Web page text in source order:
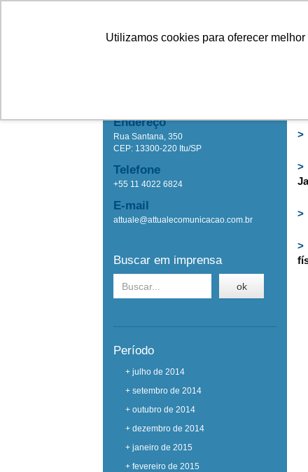
Utilizamos cookies para oferecer
Endereço
Rua Santana, 350
CEP: 13300-220 Itu/SP
Telefone
+55 11 4022 6824
E-mail
attuale@attualecomunicacao.com.br
Buscar em imprensa
ok
Período
+ julho de 2014
+ setembro de 2014
+ outubro de 2014
+ dezembro de 2014
+ janeiro de 2015
+ fevereiro de 2015
>
>
>
>